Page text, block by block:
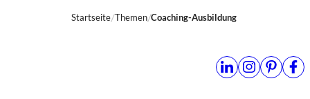
Startseite Themen Coaching-Ausbildung